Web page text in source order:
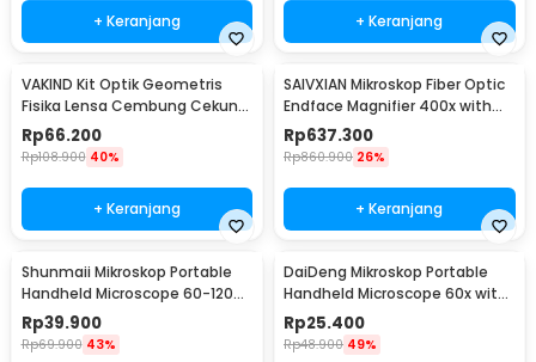
+ Keranjang + Keranjang
VAKIND Kit Optik Geometris
Fisika Lensa Cembung Cekung
Kotak Laser - GX-5002
Rp66.200
Rp108.900 40%
+ Keranjang
SAIVXIAN Mikroskop Fiber Optic
Endface Magnifier 400x with
Adapter - OL-400
Rp637.300
Rp860.900 26%
+ Keranjang
Shunmaii Mikroskop Portable
Handheld Microscope 60-120X
with LED - SH-60
Rp39.900
Rp69.900 43%
DaiDeng Mikroskop Portable
Handheld Microscope 60x with
LED - 9595
Rp25.400
Rp48.900 49%